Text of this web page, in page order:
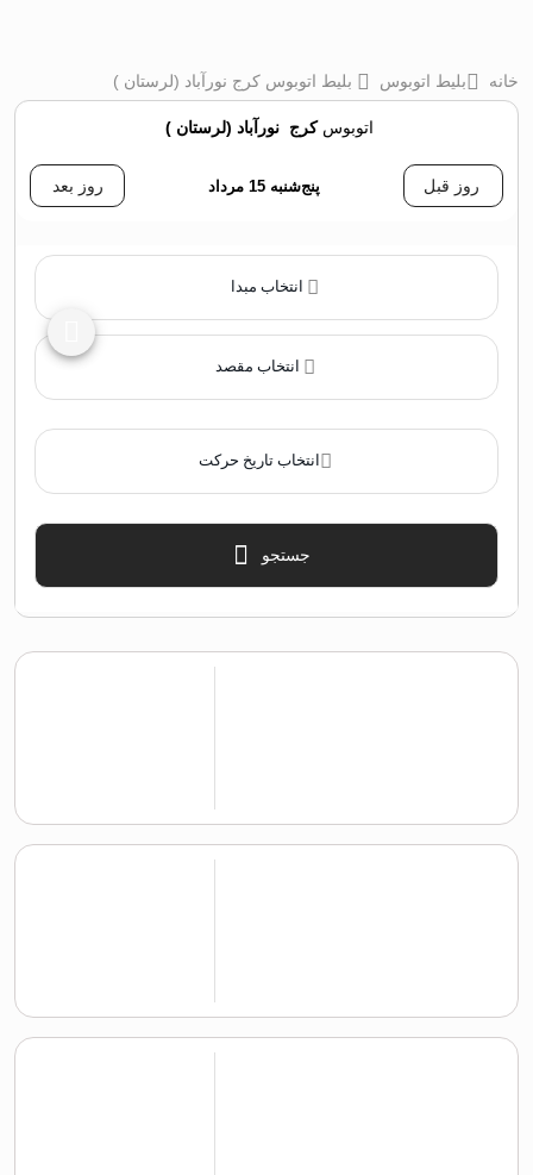
خانه بلیط اتوبوس بلیط اتوبوس کرج نورآباد (لرستان )
اتوبوسکرج ‌نورآباد (لرستان )
روز قبل پنج‌شنبه 15 مرداد روز بعد
انتخاب تاریخ حرکت
جستجو